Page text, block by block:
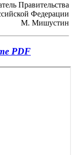
Правительства
Федерации
М. Мишустин
PDF